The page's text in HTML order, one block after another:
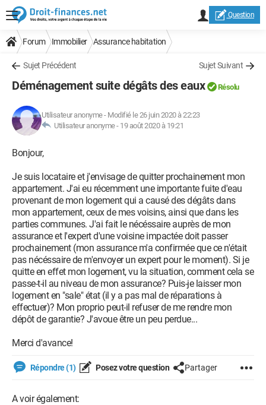
Question
Forum Immobilier Assurance habitation
Sujet Précédent Sujet Suivant
Déménagement suite dégâts des eaux Résolu
Utilisateur anonyme- Modifié le 26 juin 2020 à 22:23
Utilisateur anonyme - 19 août 2020 à 19:21
Bonjour,
Je suis locataire et j'envisage de quitter prochainement mon
appartement. J'ai eu récemment une importante fuite d'eau
provenant de mon logement qui a causé des dégâts dans
mon appartement, ceux de mes voisins, ainsi que dans les
parties communes. J'ai fait le nécéssaire auprès de mon
assurance et l'expert d'une voisine impactée doit passer
prochainement (mon assurance m'a confirmée que ce n'était
pas nécéssaire de m'envoyer un expert pour le moment). Si je
quitte en effet mon logement, vu la situation, comment cela se
passe-t-il au niveau de mon assurance? Puis-je laisser mon
logement en "sale" état (il y a pas mal de réparations à
effectuer)? Mon proprio peut-il refuser de me rendre mon
dépôt de garantie? J'avoue être un peu perdue...
Merci d'avance!
Répondre (1) Posez votre question Partager
A voir également: